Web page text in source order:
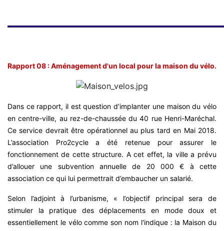
Rapport 08 : Aménagement d'un local pour la maison du vélo.
Dans ce rapport, il est question d’implanter une maison du vélo
en centre-ville, au rez-de-chaussée du 40 rue Henri-Maréchal.
Ce service devrait être opérationnel au plus tard en Mai 2018.
L’association Pro2cycle a été retenue pour assurer le
fonctionnement de cette structure. A cet effet, la ville a prévu
d’allouer une subvention annuelle de 20 000 € à cette
association ce qui lui permettrait d’embaucher un salarié.
Selon l’adjoint à l’urbanisme, « l’objectif principal sera de
stimuler la pratique des déplacements en mode doux et
essentiellement le vélo comme son nom l'indique : la Maison du